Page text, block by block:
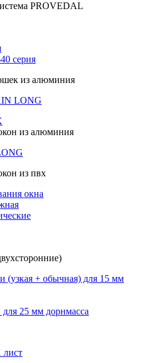
PROVEDAL
серия
из алюминия
LONG
из алюминия
из пвх
окна
(узкая + обычная) для 15 мм
25 мм дорнмасса